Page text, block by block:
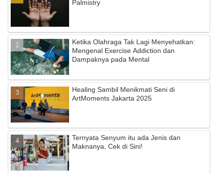
Palmistry
Ketika Olahraga Tak Lagi Menyehatkan:
Mengenal Exercise Addiction dan
Dampaknya pada Mental
Healing Sambil Menikmati Seni di
ArtMoments Jakarta 2025
Ternyata Senyum itu ada Jenis dan
Maknanya, Cek di Sini!